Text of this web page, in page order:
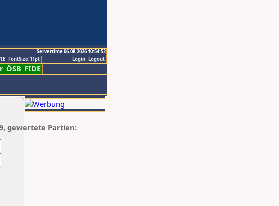
Servertime 06.08.2026 10:54:52
Logout
Login
FontSize:11pt
ÖSB FIDE
gewertete Partien: